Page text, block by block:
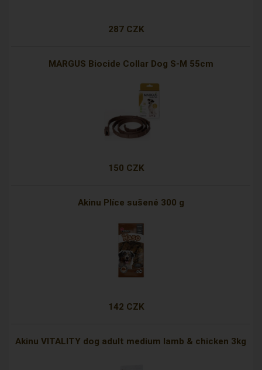
287 CZK
MARGUS Biocide Collar Dog S-M 55cm
150 CZK
Akinu Plíce sušené 300 g
142 CZK
Akinu VITALITY dog adult medium lamb & chicken 3kg